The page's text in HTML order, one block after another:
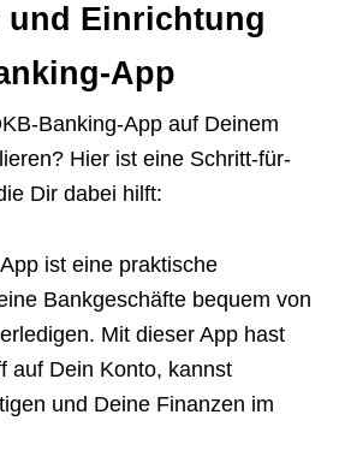
Einrichtung
App
Banking-App auf Deinem
Hier ist eine Schritt-für-
Dir dabei hilft:
ist eine praktische
Bankgeschäfte bequem von
Mit dieser App hast
auf Dein Konto, kannst
und Deine Finanzen im